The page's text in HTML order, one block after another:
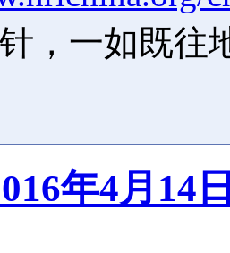
，一如既往
年4月14